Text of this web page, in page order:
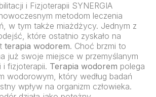
i Fizjoterapii SYNERGIA
metodom leczenia
w tym także miażdżycy. Jednym z
które ostatnio zyskało na
terapia wodorem. Choć brzmi to
już swoje miejsce w przemyślanym
i fizjoterapii. Terapia wodorem polega
wodorowym, który według badań
wpływ na organizm człowieka.